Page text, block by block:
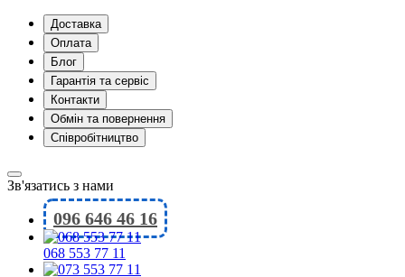
Доставка
Оплата
Блог
Гарантія та сервіс
Контакти
Обмін та повернення
Співробітництво
Зв'язатись з нами
096 646 46 16
068 553 77 11